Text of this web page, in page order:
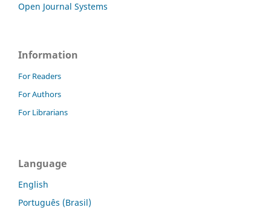
Open Journal Systems
Information
For Readers
For Authors
For Librarians
Language
English
Português (Brasil)